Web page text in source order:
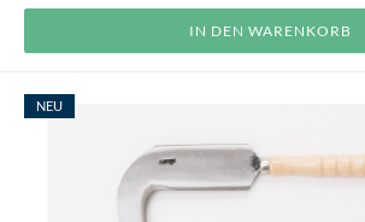
IN DEN WARENKORB
NEU